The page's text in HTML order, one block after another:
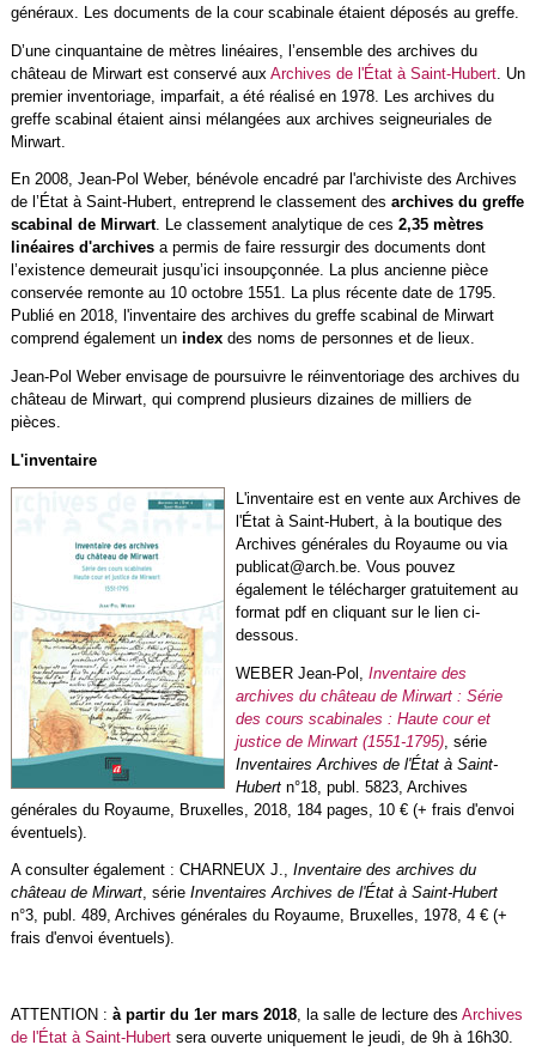
généraux. Les documents de la cour scabinale étaient déposés au greffe.
D’une cinquantaine de mètres linéaires, l’ensemble des archives du
château de Mirwart est conservé aux Archives de l'État à Saint-Hubert. Un
premier inventoriage, imparfait, a été réalisé en 1978. Les archives du
greffe scabinal étaient ainsi mélangées aux archives seigneuriales de
Mirwart.
En 2008, Jean-Pol Weber, bénévole encadré par l'archiviste des Archives
de l’État à Saint-Hubert, entreprend le classement des archives du greffe
scabinal de Mirwart. Le classement analytique de ces 2,35 mètres
linéaires d'archives a permis de faire ressurgir des documents dont
l’existence demeurait jusqu’ici insoupçonnée. La plus ancienne pièce
conservée remonte au 10 octobre 1551. La plus récente date de 1795.
Publié en 2018, l'inventaire des archives du greffe scabinal de Mirwart
comprend également un index des noms de personnes et de lieux.
Jean-Pol Weber envisage de poursuivre le réinventoriage des archives du
château de Mirwart, qui comprend plusieurs dizaines de milliers de
pièces.
L'inventaire
L'inventaire est en vente aux Archives de
l'État à Saint-Hubert, à la boutique des
Archives générales du Royaume ou via
publicat@arch.be. Vous pouvez
également le télécharger gratuitement au
format pdf en cliquant sur le lien ci-
dessous.
WEBER Jean-Pol, Inventaire des
archives du château de Mirwart : Série
des cours scabinales : Haute cour et
justice de Mirwart (1551-1795), série
Inventaires Archives de l'État à Saint-
Hubertn°18, publ. 5823, Archives
générales du Royaume, Bruxelles, 2018, 184 pages, 10 € (+ frais d'envoi
éventuels).
A consulter également : CHARNEUX J., Inventaire des archives du
château de Mirwart, sérieInventaires Archives de l'État à Saint-Hubert
n°3, publ. 489, Archives générales du Royaume, Bruxelles, 1978, 4 € (+
frais d'envoi éventuels).
ATTENTION : à partir du 1er mars 2018, la salle de lecture des Archives
de l'État à Saint-Hubertsera ouverte uniquement le jeudi, de 9h à 16h30.